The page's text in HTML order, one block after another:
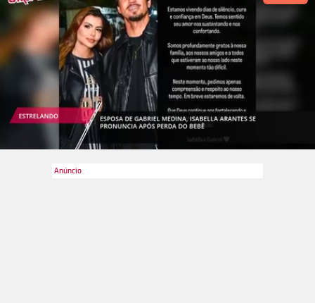
degustação do cardápio da festa. Brincando com o evento,
Ana revelou que esse é seu momento favorito:A melhor parte
de casar é fazer a degustação, estou amando
confira tudo que já sabemos sobre o noivado de Ana
Hickmann e Edu Guedes!